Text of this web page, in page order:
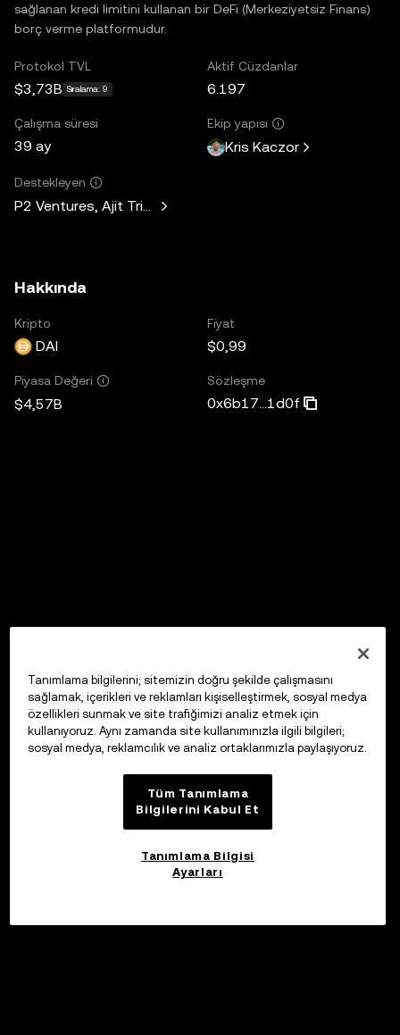
sağlanan kredi limitini kullanan bir DeFi (Merkeziyetsiz Finans)
borç verme platformudur.
Protokol TVL
$3,73B Sıralama: 9
Aktif Cüzdanlar
6.197
Çalışma süresi
39 ay
Ekip yapısı
Kris Kaczor
Destekleyen
P2 Ventures, Ajit Tripathi, Unicorn Ventures, Curiosity
Hakkında
Kripto
DAI
Fiyat
$0,99
Piyasa Değeri
$4,57B
Sözleşme
0x6b17...1d0f
Tanımlama bilgilerini; sitemizin doğru şekilde çalışmasını
sağlamak, içerikleri ve reklamları kişiselleştirmek, sosyal medya
özellikleri sunmak ve site trafiğimizi analiz etmek için
kullanıyoruz. Aynı zamanda site kullanımınızla ilgili bilgileri;
sosyal medya, reklamcılık ve analiz ortaklarımızla paylaşıyoruz.
Tüm Tanımlama
Bilgilerini Kabul Et
Tanımlama Bilgisi
Ayarları